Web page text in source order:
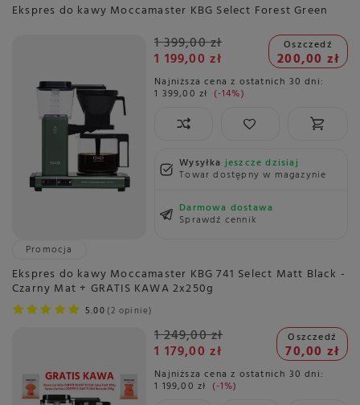
Ekspres do kawy Moccamaster KBG Select Forest Green
1 399,00 zł
1 199,00 zł
Oszczedź
200,00 zł
Najniższa cena z ostatnich 30 dni:
1 399,00 zł -14%
Wysyłkajeszcze dzisiaj
Towar dostępny w magazynie
Darmowa dostawa
Sprawdź cennik
Promocja
Ekspres do kawy Moccamaster KBG 741 Select Matt Black -
Czarny Mat + GRATIS KAWA 2x250g
5.00 2 opinie
1 249,00 zł
1 179,00 zł
Oszczedź
70,00 zł
Najniższa cena z ostatnich 30 dni:
1 199,00 zł -1%